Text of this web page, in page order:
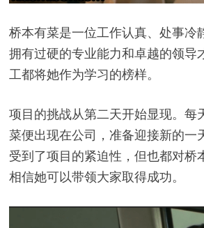
桥本有菜是一位工作认真、处事冷
拥有过硬的专业能力和卓越的领导
工都将她作为学习的榜样。
项目的挑战从第二天开始显现。每
菜便出现在公司，准备迎接新的一
受到了项目的紧迫性，但也都对桥
相信她可以带领大家取得成功。